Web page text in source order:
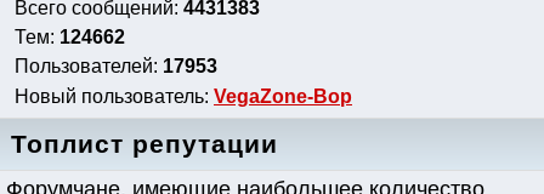
Всего сообщений: 4431383
Тем: 124662
Пользователей: 17953
Новый пользователь: VegaZone-Bop
Топлист репутации
Форумчане, имеющие наибольшее количество